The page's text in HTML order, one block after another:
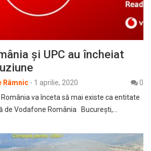
și UPC au încheiat
Râmnic - 1 aprilie, 2020
0
România va înceta să mai existe ca entitate
de Vodafone România București,…